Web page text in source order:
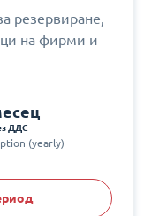
резервиране,
на фирми и
ДДС
(yearly)